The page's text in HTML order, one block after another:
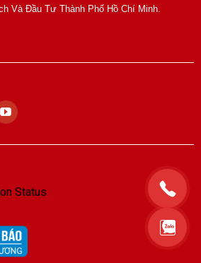
Và Đầu Tư Thành Phố Hồ Chí Minh.